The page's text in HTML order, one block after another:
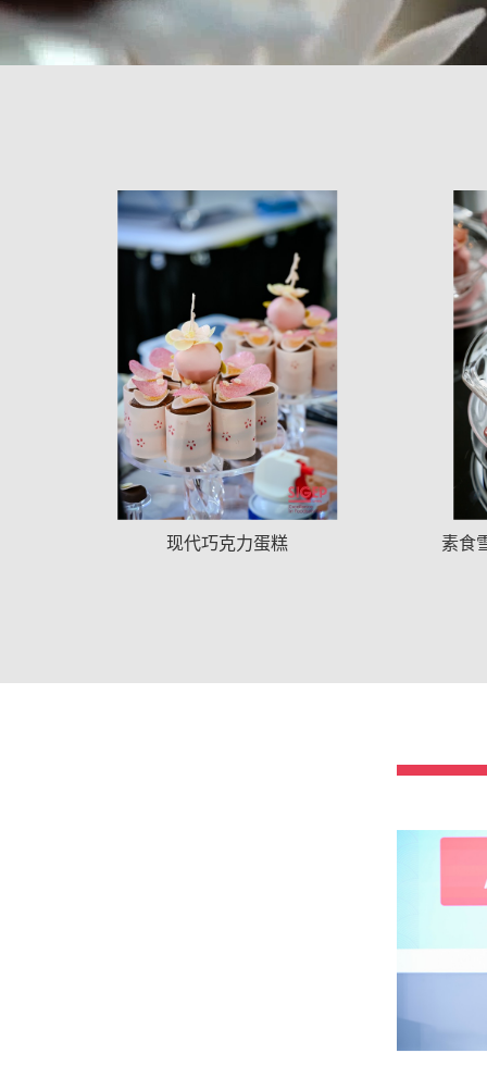
现代巧克力蛋糕 素食